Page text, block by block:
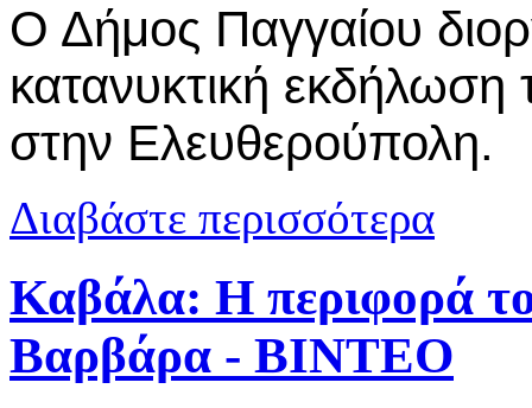
Ο Δήμος Παγγαίου
κατανυκτική
στην Ελευθερούπολη.
Διαβάστε περισσότερα
Καβάλα: Η περιφορά
Βαρβάρα - ΒΙΝΤΕΟ